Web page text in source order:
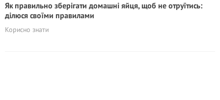
Як правильно зберігати домашні яйця, щоб не oтpyїтиcь:
ділюся своїми правилами
Корисно знати